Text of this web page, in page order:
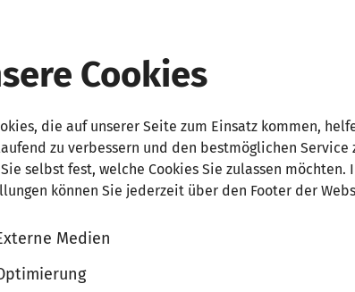
Cookies
die auf unserer Seite zum Einsatz kommen,
zu verbessern und den bestmöglichen Service
selbst fest, welche Cookies Sie zulassen möchten.
können Sie jederzeit über den Footer der
Medien
Chen
Leeds International Piano Competition 2024
Veranstaltung